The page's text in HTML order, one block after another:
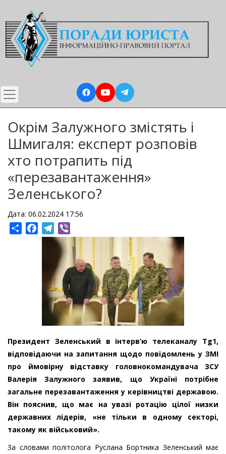
до
основного
вмісту
Окрім Залужного змістять і
Шмигаля: експерт розповів
хто потрапить під
«перезавантаження»
Зеленського?
Дата: 06.02.2024 17:56
ShareFacebookTelegram
Президент Зеленський в інтерв’ю телеканалу Tg1,
відповідаючи на запитання щодо повідомлень у ЗМІ
про ймовірну відставку головнокомандувача ЗСУ
Валерія Залужного заявив, що Україні потрібне
загальне перезавантаження у керівництві державою.
Він пояснив, що має на увазі ротацію цілої низки
державних лідерів, «не тільки в одному секторі,
такому як військовий».
За словами політолога Руслана Бортника Зеленський має